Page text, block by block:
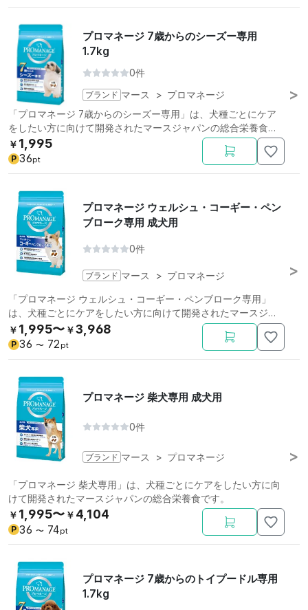
プロマネージ 7歳からのシーズー専用
1.7kg
0件
ブランド マース > プロマネージ
「プロマネージ 7歳からのシーズー専用」は、犬種ごとにケア
をしたい方に向けて開発されたマースジャパンの総合栄養食で
す。
￥ 1,995
P 36pt
プロマネージ ウェルシュ・コーギー・ペン
ブローク専用 成犬用
0件
ブランド マース > プロマネージ
「プロマネージ ウェルシュ・コーギー・ペンブローク専用」
は、犬種ごとにケアをしたい方に向けて開発されたマースジャ
パンの総合栄養食です。
￥ 1,995〜 ￥3,968
P 36 〜 72 pt
プロマネージ 柴犬専用 成犬用
0件
ブランド マース > プロマネージ
「プロマネージ 柴犬専用」は、犬種ごとにケアをしたい方に向
けて開発されたマースジャパンの総合栄養食です。
￥ 1,995〜 ￥ 4,104
P 36 〜 74pt
プロマネージ 7歳からのトイプードル専用
1.7kg